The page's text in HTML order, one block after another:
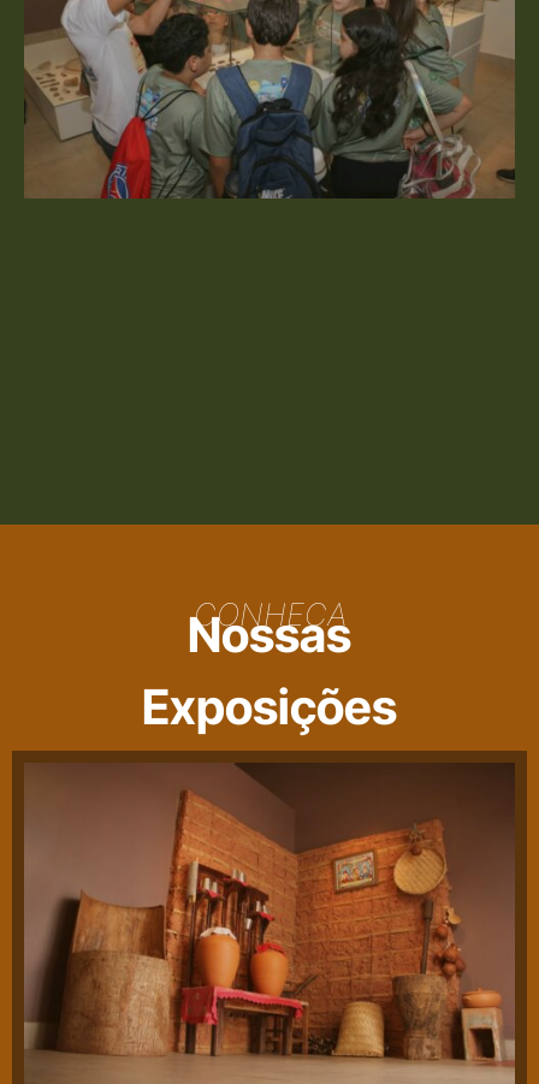
CONHEÇA
Nossas
Exposições